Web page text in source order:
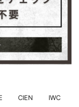
CIEN IWC